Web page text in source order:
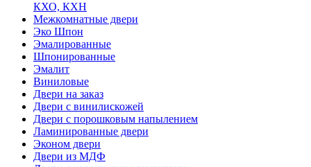
КХО, КХН
Межкомнатные двери
Эко Шпон
Эмалированные
Шпонированные
Эмалит
Виниловые
Двери на заказ
Двери с винилискожей
Двери с порошковым напылением
Ламинированные двери
Эконом двери
Двери из МДФ